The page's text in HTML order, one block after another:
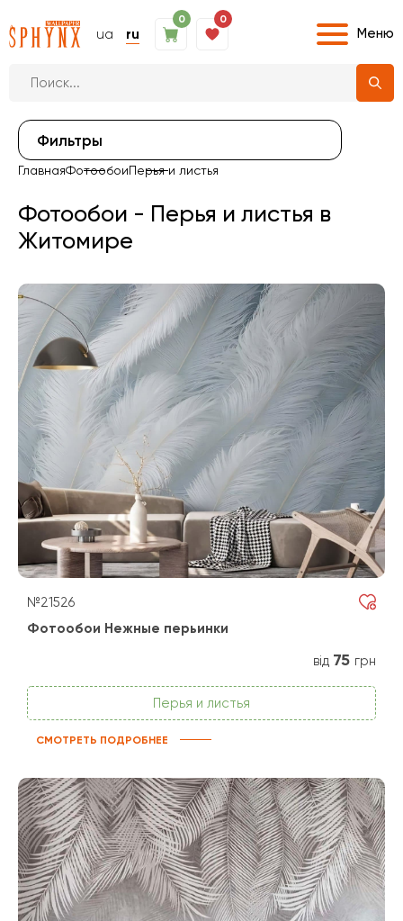
ua ru
0 0
Меню
Фильтры
ГлавнаяФотообоиПерья и листья
Фотообои - Перья и листья в
Житомире
№21526
Фотообои Нежные перьинки
від 75 грн
Перья и листья
СМОТРЕТЬ ПОДРОБНЕЕ